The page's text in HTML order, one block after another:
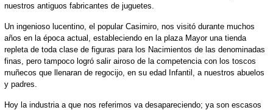
nuestros antiguos fabricantes de juguetes.
Un ingenioso lucentino, el popular Casimiro, nos visitó durante muchos
años en la época actual, estableciendo en la plaza Mayor una tienda
repleta de toda clase de figuras para los Nacimientos de las denominadas
finas, pero tampoco logró salir airoso de la competencia con los toscos
muñecos que llenaran de regocijo, en su edad Infantil, a nuestros abuelos
y padres.
Hoy la industria a que nos referimos va desapareciendo; ya son escasos